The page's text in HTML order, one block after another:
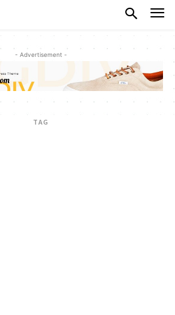
- Advertisement -
TAG